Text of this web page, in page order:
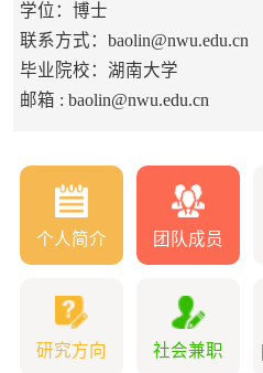
学位：博士
联系方式：baolin@nwu.edu.cn
毕业院校：湖南大学
邮箱 : baolin@nwu.edu.cn
个人简介 团队成员
研究方向 社会兼职